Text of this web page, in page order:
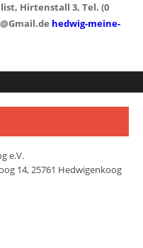
Hirtenstall 3, Tel. (0
hedwig-meine-
e.V.
14, 25761 Hedwigenkoog